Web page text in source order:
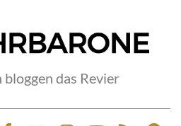
das Revier